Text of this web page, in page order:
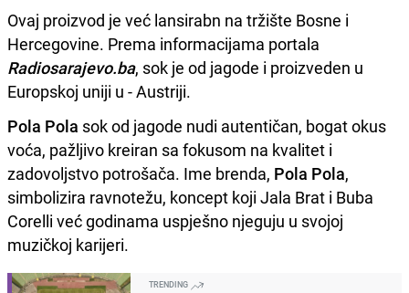
Ovaj proizvod je već lansirabn na tržište Bosne i
Hercegovine. Prema informacijama portala
Radiosarajevo.ba, sok je od jagode i proizveden u
Europskoj uniji u - Austriji.
Pola Pola sok od jagode nudi autentičan, bogat okus
voća, pažljivo kreiran sa fokusom na kvalitet i
zadovoljstvo potrošača. Ime brenda, Pola Pola,
simbolizira ravnotežu, koncept koji Jala Brat i Buba
Corelli već godinama uspješno njeguju u svojoj
muzičkoj karijeri.
TRENDING